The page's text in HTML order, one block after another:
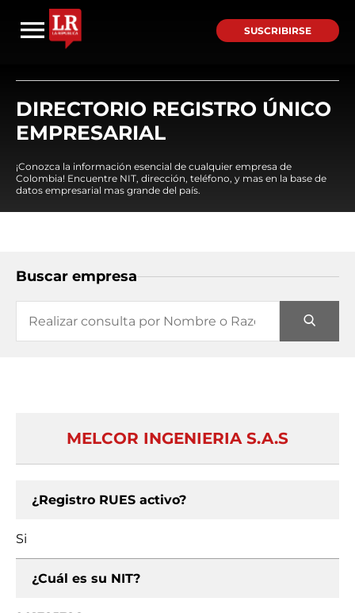
SUSCRIBIRSE
DIRECTORIO REGISTRO ÚNICO
EMPRESARIAL
¡Conozca la información esencial de cualquier empresa de
Colombia! Encuentre NIT, dirección, teléfono, y mas en la base de
datos empresarial mas grande del país.
Buscar empresa
MELCOR INGENIERIA S.A.S
¿Registro RUES activo?
Si
¿Cuál es su NIT?